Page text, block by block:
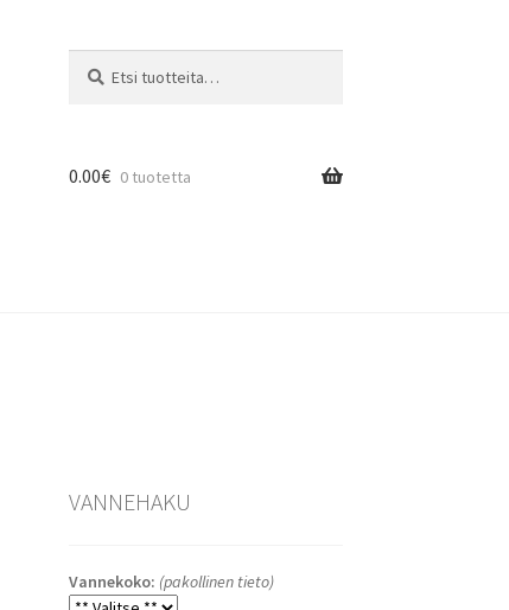
0.00€ 0 tuotetta
VANNEHAKU
Vannekoko: (pakollinen tieto)